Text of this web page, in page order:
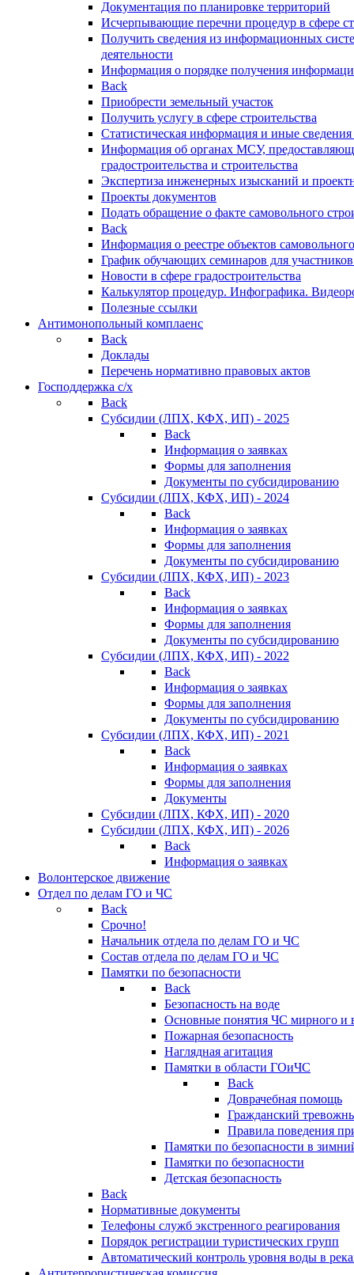
Документация по планировке территорий
Исчерпывающие перечни процедур в сфере
Получить сведения из информационных
деятельности
Информация о порядке получения
Back
Приобрести земельный участок
Получить услугу в сфере строительства
Статистическая информация и иные сведения
Информация об органах МСУ,
градостроительства и строительства
Экспертиза инженерных изысканий и
Проекты документов
Подать обращение о факте самовольного
Back
Информация о реестре объектов
График обучающих семинаров для участников
Новости в сфере градостроительства
Калькулятор процедур. Инфографика.
Полезные ссылки
Антимонопольный комплаенс
Back
Доклады
Перечень нормативно правовых актов
Господдержка с/х
Back
Субсидии (ЛПХ, КФХ, ИП) - 2025
Back
Информация о заявках
Формы для заполнения
Документы по субсидированию
Субсидии (ЛПХ, КФХ, ИП) - 2024
Back
Информация о заявках
Формы для заполнения
Документы по субсидированию
Субсидии (ЛПХ, КФХ, ИП) - 2023
Back
Информация о заявках
Формы для заполнения
Документы по субсидированию
Субсидии (ЛПХ, КФХ, ИП) - 2022
Back
Информация о заявках
Формы для заполнения
Документы по субсидированию
Субсидии (ЛПХ, КФХ, ИП) - 2021
Back
Информация о заявках
Формы для заполнения
Документы
Субсидии (ЛПХ, КФХ, ИП) - 2020
Субсидии (ЛПХ, КФХ, ИП) - 2026
Back
Информация о заявках
Волонтерское движение
Отдел по делам ГО и ЧС
Back
Срочно!
Начальник отдела по делам ГО и ЧС
Состав отдела по делам ГО и ЧС
Памятки по безопасности
Back
Безопасность на воде
Основные понятия ЧС мирного и
Пожарная безопасность
Наглядная агитация
Памятки в области ГОиЧС
Back
Доврачебная помощь
Гражданский
Правила поведения
Памятки по безопасности в
Памятки по безопасности
Детская безопасность
Back
Нормативные документы
Телефоны служб экстренного реагирования
Порядок регистрации туристических групп
Автоматический контроль уровня воды в